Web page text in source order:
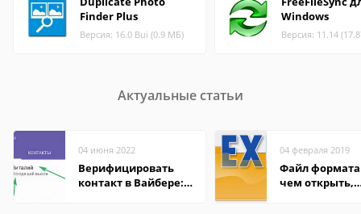
Finder Plus
Версия: 16.0 Bui (0.9 МБ)
Windows
Версия: 11.14
Актуальные статьи
04 июня 2022
Верифицировать
контакт в Вайбере:
04 февраля 2019
Файл
чем открыть,